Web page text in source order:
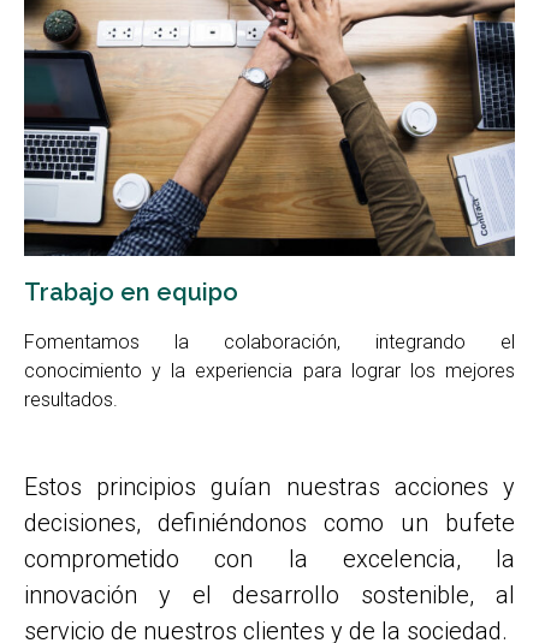
Trabajo en equipo
Fomentamos la colaboración, integrando el
conocimiento y la experiencia para lograr los mejores
resultados.
Estos principios guían nuestras acciones y
decisiones, definiéndonos como un bufete
comprometido con la excelencia, la
innovación y el desarrollo sostenible, al
servicio de nuestros clientes y de la sociedad.